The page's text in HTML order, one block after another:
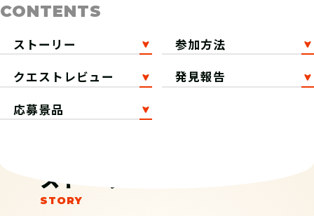
CONTENTS
ストーリー
参加方法
クエストレビュー
発見報告
応募景品
ストーリー